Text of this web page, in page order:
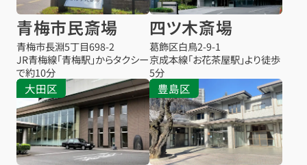
青梅市民斎場
青梅市長淵5丁目698-2
JR青梅線「青梅駅」からタクシー
で約10分
四ツ木斎場
葛飾区白鳥2-9-1
京成本線「お花茶屋駅」より徒歩
5分
大田区 豊島区